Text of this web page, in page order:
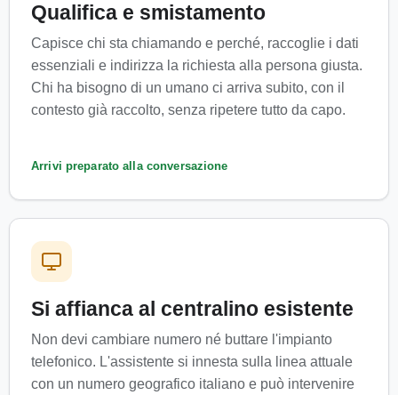
Qualifica e smistamento
Capisce chi sta chiamando e perché, raccoglie i dati
essenziali e indirizza la richiesta alla persona giusta.
Chi ha bisogno di un umano ci arriva subito, con il
contesto già raccolto, senza ripetere tutto da capo.
Arrivi preparato alla conversazione
Si affianca al centralino esistente
Non devi cambiare numero né buttare l'impianto
telefonico. L'assistente si innesta sulla linea attuale
con un numero geografico italiano e può intervenire